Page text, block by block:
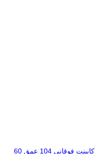
کابینت فوقانی 104 عمق 60